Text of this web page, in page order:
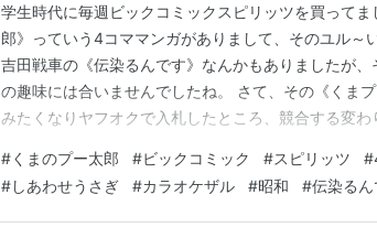
学生時代に毎週ビックコミックスピリッツを買って
郎》っていう4コママンガがありまして、そのユル～
吉田戦車の《伝染るんです》なんかもありましたが
の趣味には合いませんでしたね。 さて、その《くま
みたくなりヤフオクで入札したところ、競合する変
んか本当にノンキな感じで、今改めて見ても凄く癒さ
《くまのプー太郎》なんて見たことがないっていう、
#くまのプー太郎 #ビックコミック #スピリッツ #
#しあわせうさぎ #カラオケザル #昭和 #伝染るん